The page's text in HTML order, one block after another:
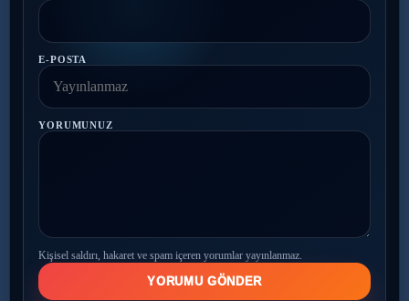
E-POSTA
YORUMUNUZ
Kişisel saldırı, hakaret ve spam içeren yorumlar yayınlanmaz.
YORUMU GÖNDER